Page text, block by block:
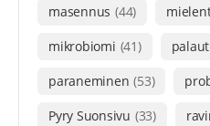
masennus (44)
mikrobiomi (41)
paraneminen (53)
Pyry Suonsivu (33)